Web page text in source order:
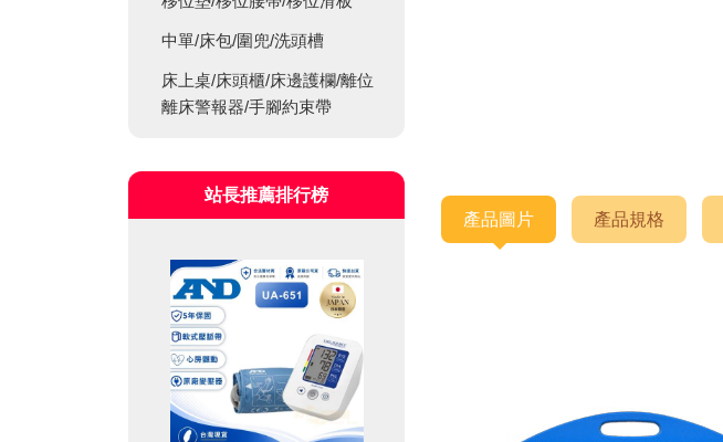
款
氣墊座/輪椅座墊 輔具補助E
款
凝膠床墊/凝膠坐墊/凝膠枕/脂
肪墊
中單/床包/圍兜/洗頭槽
床上桌/床頭櫃/床邊護欄/離位
離床警報器/手腳約束帶
站長推薦排行榜
產品圖片 產品規格